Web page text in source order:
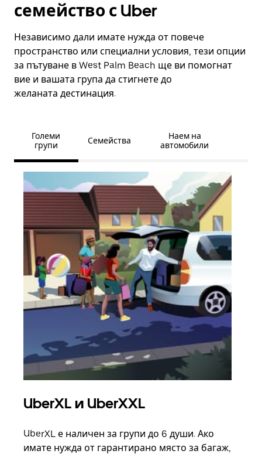
семейство с Uber
Независимо дали имате нужда от повече
пространство или специални условия, тези опции
за пътуване в West Palm Beach ще ви помогнат
вие и вашата група да стигнете до
желаната дестинация.
Големи
групи
Семейства
Наем на
автомобили
UberXL и UberXXL
UberXL е наличен за групи до 6 души. Ако
имате нужда от гарантирано място за багаж,